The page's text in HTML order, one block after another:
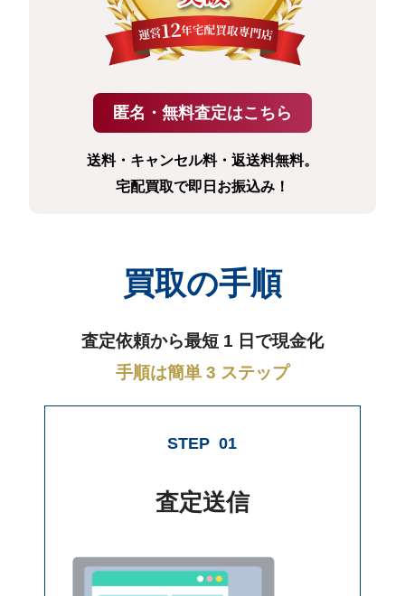
送料・キャンセル料・返送料無料。
宅配買取で即日お振込み！
買取の手順
査定依頼から最短 1 日で現金化
手順は簡単 3 ステップ
STEP 01
査定送信